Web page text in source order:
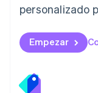
personalizado
Empezar
English 简体中文
English
México
Noruega
English